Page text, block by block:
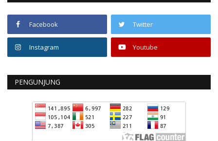
Facebook Twitter
Instagram Youtube
PENGUNJUNG